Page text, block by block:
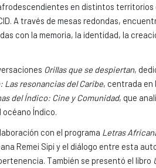
en distintos territorios
A través de mesas redondas,
con la memoria, la identidad, la
Orillas que se despiertan,
resonancias del Caribe, centrada en
del Índico: Cine y Comunidad, que
Índico.
con el programa Letras
Remei Sipi y el diálogo entre esta
También se presentó el libro